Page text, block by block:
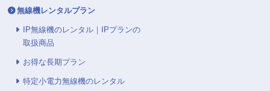
無線機レンタルプラン
IP無線機のレンタル｜IPプランの
取扱商品
お得な長期プラン
特定小電力無線機のレンタル